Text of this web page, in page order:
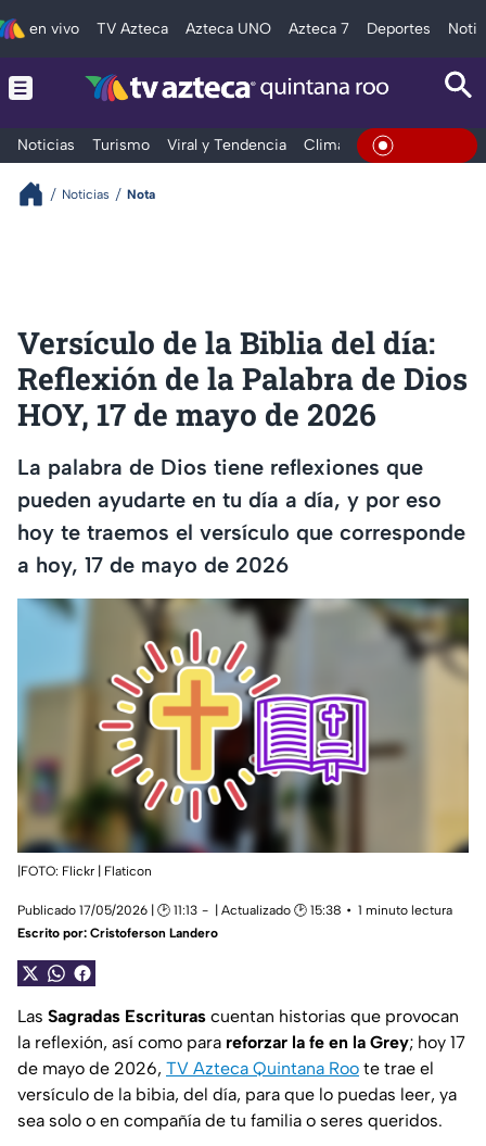
en vivo TV Azteca Azteca UNO Azteca 7 Deportes
Noticias Turismo Viral y Tendencia Clima Tráfico En Vivo
Noticias Nota
Versículo de la Biblia del día:
Reflexión de la Palabra de Dios
HOY, 17 de mayo de 2026
La palabra de Dios tiene reflexiones que
pueden ayudarte en tu día a día, y por eso
hoy te traemos el versículo que corresponde
a hoy, 17 de mayo de 2026
|FOTO: Flickr | Flaticon
Publicado 17/05/2026 | 🕑 11:13 | Actualizado 🕑 15:38
1 minuto lectura
Escrito por: Cristoferson Landero
Las Sagradas Escrituras cuentan historias que provocan
la reflexión, así como para reforzar la fe en la Grey; hoy 17
de mayo de 2026, TV Azteca Quintana Roo te trae el
versículo de la bibia, del día, para que lo puedas leer, ya
sea solo o en compañía de tu familia o seres queridos.